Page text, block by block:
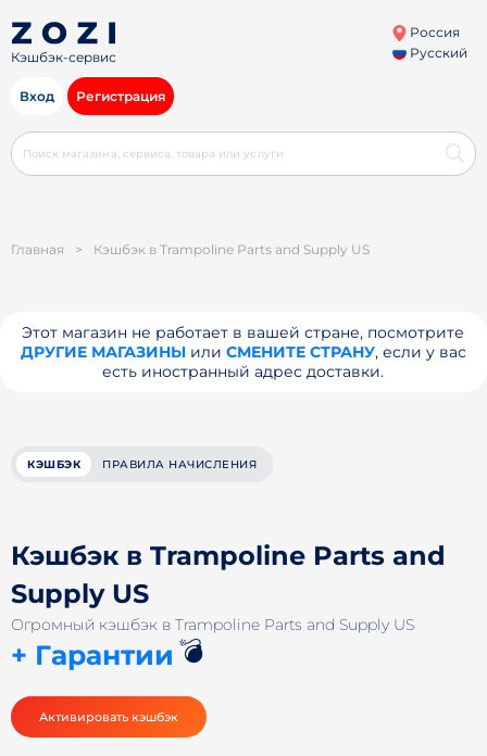
Кэшбэк-сервис
Россия
Русский
Вход Регистрация
Главная > Кэшбэк в Trampoline Parts and Supply US
Этот магазин не работает в вашей стране, посмотрите
ДРУГИЕ МАГАЗИНЫили СМЕНИТЕ СТРАНУ, если у вас
есть иностранный адрес доставки.
КЭШБЭК ПРАВИЛА НАЧИСЛЕНИЯ
Кэшбэк в Trampoline Parts and
Supply US
Огромный кэшбэк в Trampoline Parts and Supply US
+ Гарантии 💣
Активировать кэшбэк